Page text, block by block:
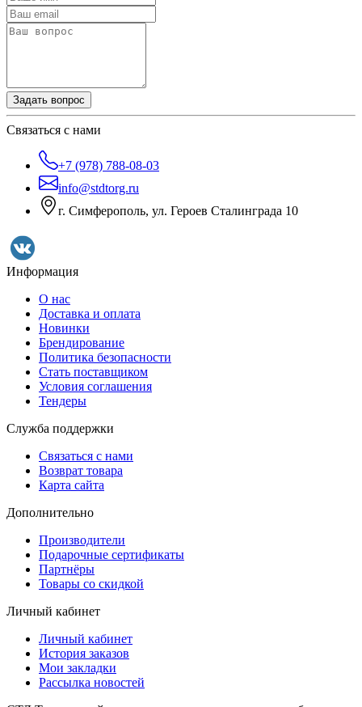
Задать вопрос
Связаться с нами
+7 (978) 788-08-03
info@stdtorg.ru
г. Симферополь, ул. Героев Сталинграда 10
Информация
О нас
Доставка и оплата
Новинки
Брендирование
Политика безопасности
Стать поставщиком
Условия соглашения
Тендеры
Служба поддержки
Связаться с нами
Возврат товара
Карта сайта
Дополнительно
Производители
Подарочные сертификаты
Партнёры
Товары со скидкой
Личный кабинет
Личный кабинет
История заказов
Мои закладки
Рассылка новостей